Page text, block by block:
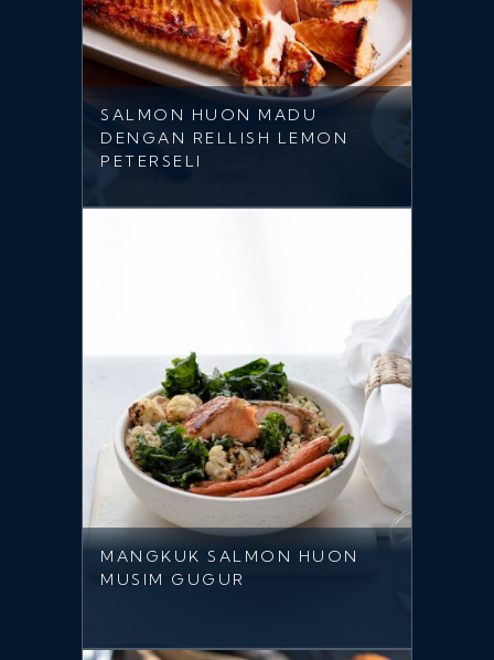
SALMON HUON MADU
DENGAN RELLISH LEMON
PETERSELI
MANGKUK SALMON HUON
MUSIM GUGUR